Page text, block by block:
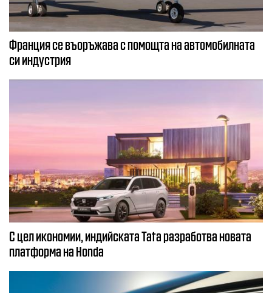
Франция се въоръжава с помощта на автомобилната
си индустрия
С цел икономии, индийската Tata разработва новата
платформа на Honda